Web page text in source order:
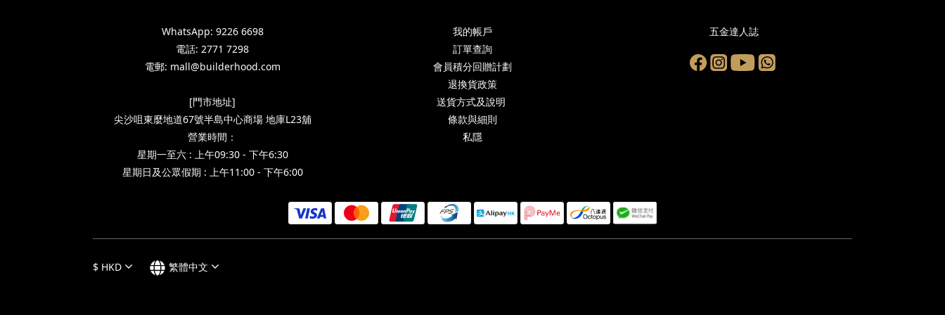
WhatsApp: 9226 6698
電話: 2771 7298
電郵: mall@builderhood.com
[門市地址]
尖沙咀東麼地道67號半島中心商場 地庫L23舖
營業時間：
星期一至六 : 上午09:30 - 下午6:30
星期日及公眾假期 : 上午11:00 - 下午6:00
我的帳戶
訂單查詢
會員積分回贈計劃
退換貨政策
送貨方式及說明
條款與細則
私隱
五金達人誌
$ HKD 繁體中文